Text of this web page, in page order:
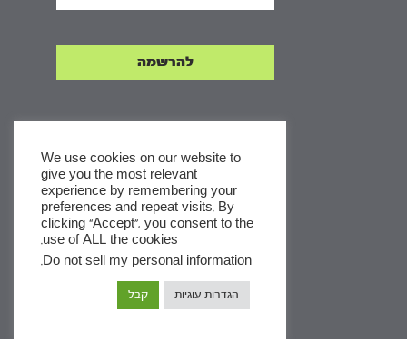
We use cookies on our website to
give you the most relevant
experience by remembering your
preferences and repeat visits. By
clicking “Accept”, you consent to the
use of ALL the cookies.
Do not sell my personal information
.
הגדרות עוגיות קבל
x
לסדרות
ומסלולי לימוד באתר